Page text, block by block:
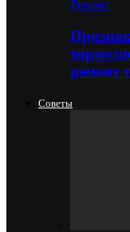
Ремонт
ремонт
Советы